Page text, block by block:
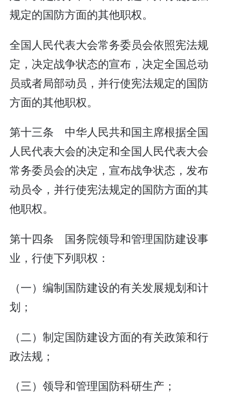
规定的国防方面的其他职权。
全国人民代表大会常务委员会依照宪法规
定，决定战争状态的宣布，决定全国总动
员或者局部动员，并行使宪法规定的国防
方面的其他职权。
第十三条 中华人民共和国主席根据全国
人民代表大会的决定和全国人民代表大会
常务委员会的决定，宣布战争状态，发布
动员令，并行使宪法规定的国防方面的其
他职权。
第十四条 国务院领导和管理国防建设事
业，行使下列职权：
（一）编制国防建设的有关发展规划和计
划；
（二）制定国防建设方面的有关政策和行
政法规；
（三）领导和管理国防科研生产；